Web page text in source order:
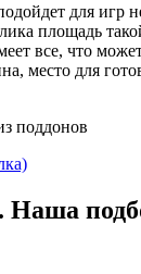
для игр
площадь
все, что
место для
Наша